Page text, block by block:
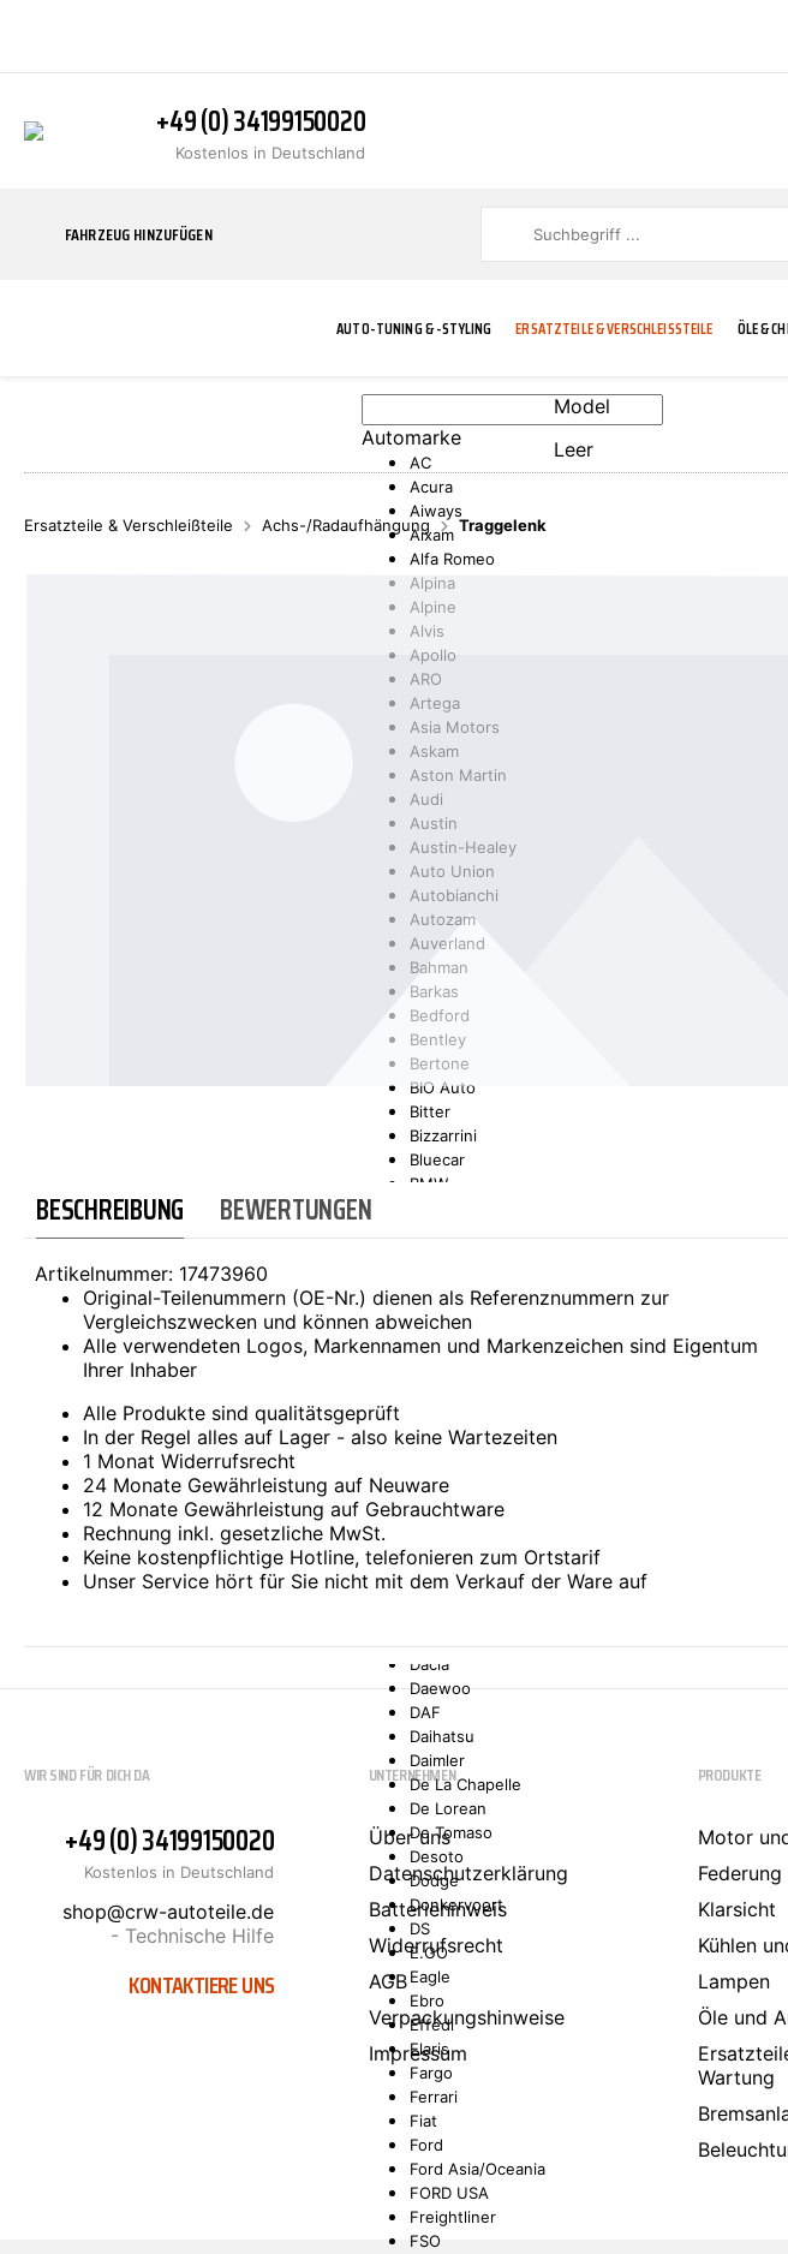
+49 (0) 34199150020
Kostenlos in Deutschland
FAHRZEUG HINZUFÜGEN
AUTO-TUNING & -STYLING ERSATZTEILE & VERSCHLEISSTEILE ÖLE &
SPORTFEDERUNGEN
HEIZUNG/LÜFTUNG
KUPPLUNG/ GETRIEBE
SCHEIBENREINIGUNG
BREMSFLÜSSIGKEIT
KLEBSTOFFE
BOSCH
GENERAL ELECTRIC
MERCEDES
PEMCO
SONAX
Automarke
AC
Acura
Aiways
Aixam
Alfa Romeo
Alpina
Alpine
Alvis
Apollo
ARO
Artega
Asia Motors
Askam
Aston Martin
Audi
Austin
Austin-Healey
Auto Union
Autobianchi
Autozam
Auverland
Bahman
Barkas
Bedford
Bentley
Bertone
BIO Auto
Bitter
Bizzarrini
Bluecar
BMW
Bugatti
Buick
Cadillac
Caterham
Chatenet
Checker
Chrysler
Citroën
Dacia
Daewoo
DAF
Daihatsu
Daimler
De La Chapelle
De Lorean
De Tomaso
Desoto
Dodge
Donkervoort
DS
E.GO
Eagle
Ebro
Effedi
Elaris
Fargo
Ferrari
Fiat
Ford
Ford Asia/Oceania
FORD USA
Freightliner
FSO
Model
Leer
Ersatzteile & Verschleißteile Achs-/Radaufhängung Traggelenk
BESCHREIBUNG BEWERTUNGEN
Artikelnummer: 17473960
Original-Teilenummern (OE-Nr.) dienen als Referenznummern zur
Vergleichszwecken und können abweichen
Alle verwendeten Logos, Markennamen und Markenzeichen sind Eigentum
Ihrer Inhaber
Alle Produkte sind qualitätsgeprüft
In der Regel alles auf Lager - also keine Wartezeiten
1 Monat Widerrufsrecht
24 Monate Gewährleistung auf Neuware
12 Monate Gewährleistung auf Gebrauchtware
Rechnung inkl. gesetzliche MwSt.
Keine kostenpflichtige Hotline, telefonieren zum Ortstarif
Unser Service hört für Sie nicht mit dem Verkauf der Ware auf
WIR SIND FÜR DICH DA
+49 (0) 34199150020
Kostenlos in Deutschland
shop@crw-autoteile.de
- Technische Hilfe
KONTAKTIERE UNS
UNTERNEHMEN
Über uns
Datenschutzerklärung
Batteriehinweis
Widerrufsrecht
AGB
Verpackungshinweise
Impressum
PRODUKTE
Motor
Klarsicht
Kühlen
Lampen
Öle und
Wartung